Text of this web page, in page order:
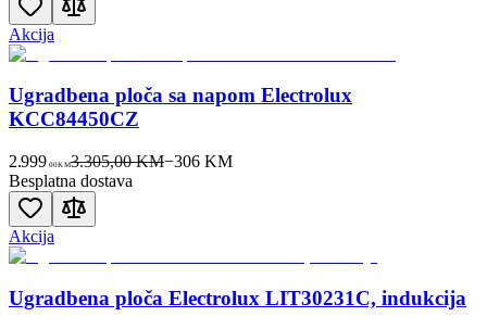
Akcija
Ugradbena ploča sa napom Electrolux
KCC84450CZ
2.999 00KM3.305,00 KM−306KM
Besplatna dostava
Akcija
Ugradbena ploča Electrolux LIT30231C, indukcija